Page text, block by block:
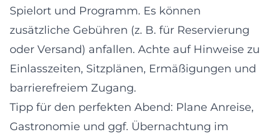
Spielort und Programm. Es können
zusätzliche Gebühren (z. B. für Reservierung
oder Versand) anfallen. Achte auf Hinweise zu
Einlasszeiten, Sitzplänen, Ermäßigungen und
barrierefreiem Zugang.
Tipp für den perfekten Abend: Plane Anreise,
Gastronomie und ggf. Übernachtung im